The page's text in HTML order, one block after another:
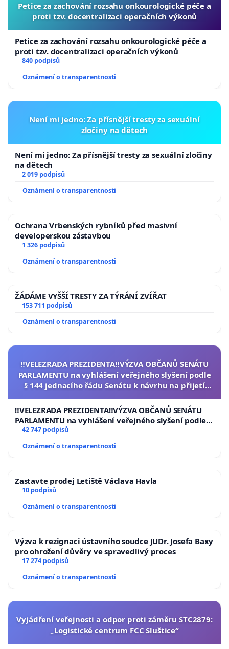
Petice za zachování rozsahu onkourologické péče a
proti tzv. docentralizaci operačních výkonů
Petice za zachování rozsahu onkourologické péče a
proti tzv. docentralizaci operačních výkonů
840 podpisů
Oznámení o transparentnosti
Není mi jedno: Za přísnější tresty za sexuální
zločiny na dětech
Není mi jedno: Za přísnější tresty za sexuální zločiny
na dětech
2 019 podpisů
Oznámení o transparentnosti
Ochrana Vrbenských rybníků před masivní
developerskou zástavbou
1 326 podpisů
Oznámení o transparentnosti
ŽÁDÁME VYŠŠÍ TRESTY ZA TÝRÁNÍ ZVÍŘAT
153 711 podpisů
Oznámení o transparentnosti
‼️VELEZRADA PREZIDENTA‼️VÝZVA OBČANŮ SENÁTU
PARLAMENTU na vyhlášení veřejného slyšení podle
§ 144 jednacího řádu Senátu k návrhu na přijetí
republiky
‼️VELEZRADA PREZIDENTA‼️VÝZVA OBČANŮ SENÁTU
PARLAMENTU na vyhlášení veřejného slyšení podle §
144 jednacího řádu Senátu k návrhu na přijetí
usnesení k podání ústavní žaloby na prezidenta
republiky
42 747 podpisů
Oznámení o transparentnosti
Zastavte prodej Letiště Václava Havla
10 podpisů
Oznámení o transparentnosti
Výzva k rezignaci ústavního soudce JUDr. Josefa Baxy
pro ohrožení důvěry ve spravedlivý proces
17 274 podpisů
Oznámení o transparentnosti
Vyjádření veřejnosti a odpor proti záměru STC2879:
„Logistické centrum FCC Sluštice“